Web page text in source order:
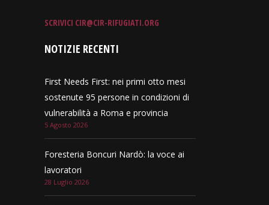
SCRIVICI CIR@CIR-RIFUGIATI.ORG
NOTIZIE RECENTI
First Needs First: nei primi otto mesi
sostenute 95 persone in condizioni di
vulnerabilità a Roma e provincia
5 Agosto 2026
Foresteria Boncuri Nardò: la voce ai
lavoratori
28 Luglio 2026